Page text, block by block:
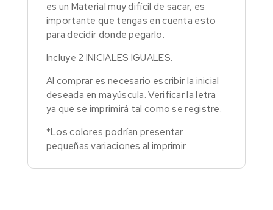
es un Material muy difícil de sacar, es
importante que tengas en cuenta esto
para decidir donde pegarlo.
Incluye 2 INICIALES IGUALES.
Al comprar es necesario escribir la inicial
deseada en mayúscula. Verificar la letra
ya que se imprimirá tal como se registre.
*Los colores podrían presentar
pequeñas variaciones al imprimir.